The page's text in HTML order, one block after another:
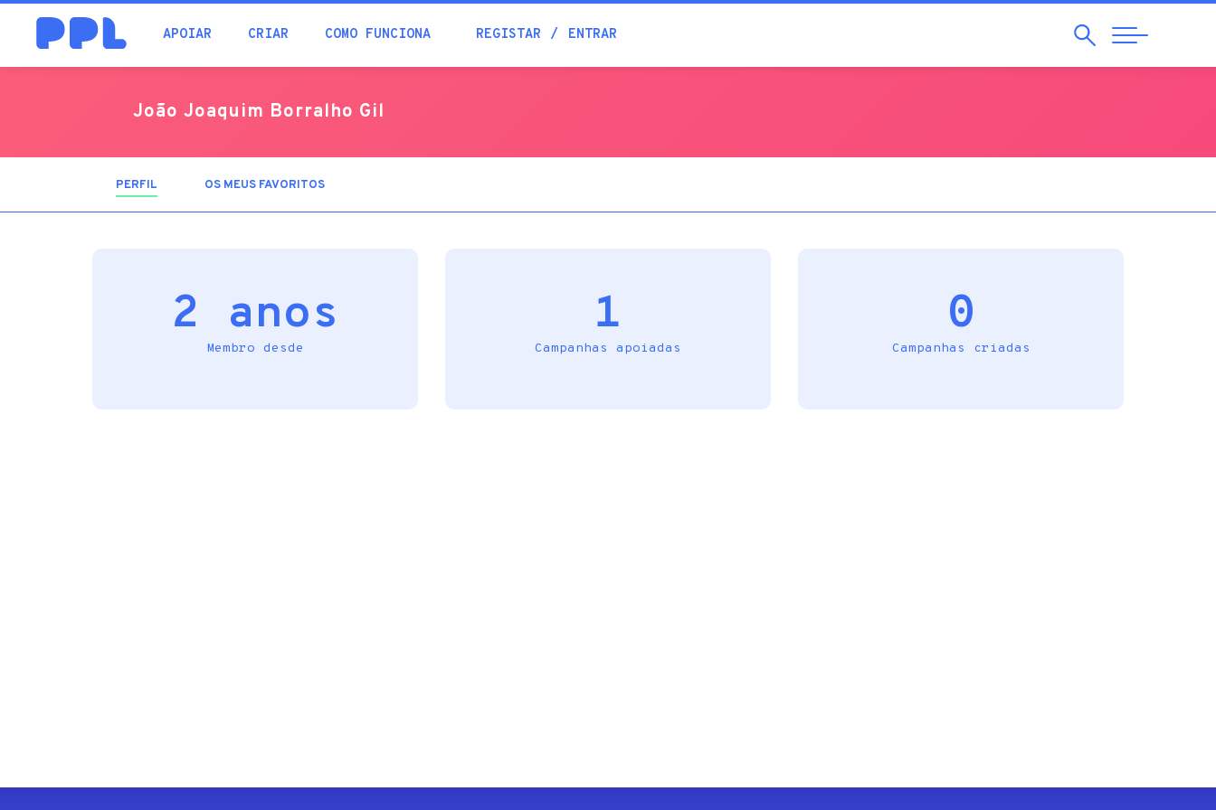
APOIAR CRIAR COMO FUNCIONA REGISTAR ENTRAR Pesquisar
Abrir
Navegação
procura
João Joaquim Borralho Gil
PERFIL (SEPARADOROS MEUS FAVORITOS
2 anos
Membro desde
1
Campanhas apoiadas
0
Campanhas criadas